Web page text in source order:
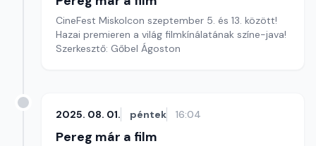
CineFest Miskolcon szeptember 5. és 13. között!
Hazai premieren a világ filmkínálatának színe-java!
Szerkesztő: Gőbel Ágoston
2025. 08. 01. péntek 16:04
Pereg már a film